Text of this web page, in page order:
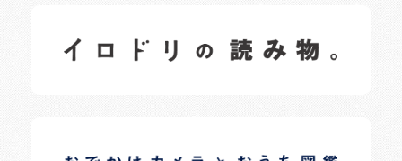
日常の様子など随時更新中です。
日常の様子など随時更新中です。